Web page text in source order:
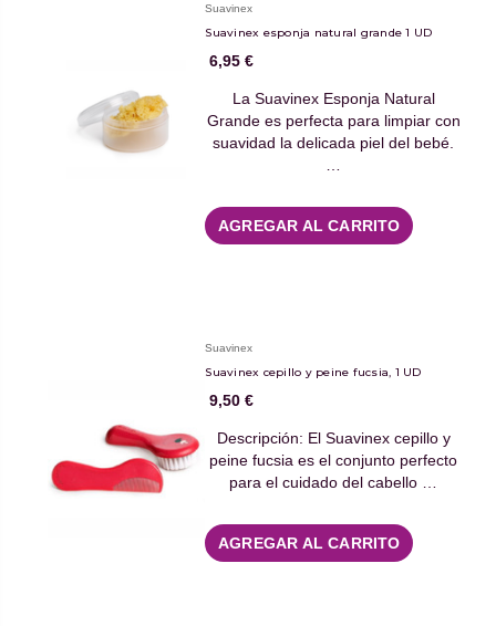
Suavinex
Suavinex esponja natural grande 1 UD
6,95 €
La Suavinex Esponja Natural
Grande es perfecta para limpiar con
suavidad la delicada piel del bebé.
AGREGAR AL CARRITO
Suavinex
Suavinex cepillo y peine fucsia, 1 UD
9,50 €
Descripción: El Suavinex cepillo y
peine fucsia es el conjunto perfecto
para el cuidado del cabello …
AGREGAR AL CARRITO